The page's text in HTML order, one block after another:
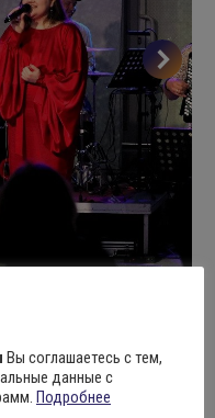
Вы соглашаетесь с тем,
данные с
Подробнее